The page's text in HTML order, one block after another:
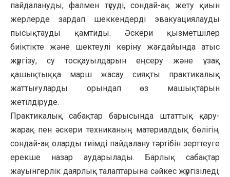
пайдалануды, фалмен түсуді, сондай-ақ жету қиын
жерлерде зардап шеккендерді эвакуациялауды
пысықтауды қамтиды. Әскери қызметшілер
биіктікте және шектеулі көріну жағдайында атыс
жүргізу, су тосқауылдарын еңсеру және ұзақ
қашықтыққа марш жасау сияқты практикалық
жаттығуларды орындап өз машықтарын
жетілдіруде.
Практикалық сабақтар барысында штаттық қару-
жарақ пен әскери техниканың материалдық бөлігін,
сондай-ақ оларды тиімді пайдалану тәртібін зерттеуге
ерекше назар аударылады. Барлық сабақтар
жауынгерлік даярлық талаптарына сәйкес жүргізіледі,